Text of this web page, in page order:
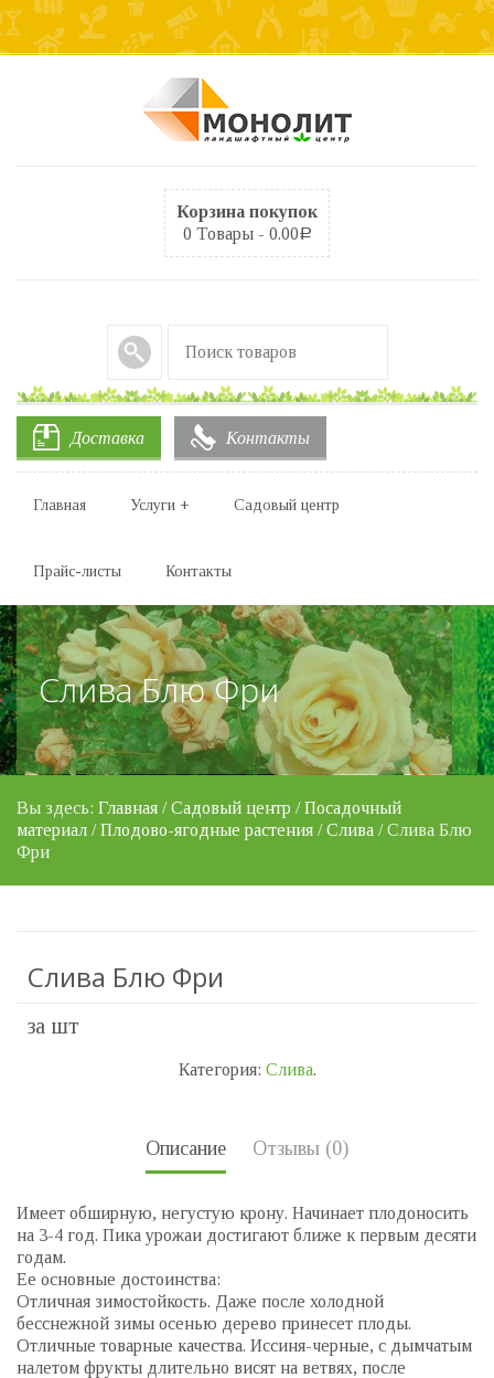
Корзина покупок
0 Товары - 0.00Р
Доставка Контакты
Главная Услуги + Садовый центр
Прайс-листы Контакты
Слива Блю Фри
Вы здесь: Главная /Садовый центр /Посадочный
материал /Плодово-ягодные растения /Слива / Слива Блю
Фри
Слива Блю Фри
за шт
Категория: Слива.
Описание Отзывы (0)
Имеет обширную, негустую крону. Начинает плодоносить
на 3-4 год. Пика урожаи достигают ближе к первым десяти
годам.
Ее основные достоинства:
Отличная зимостойкость. Даже после холодной
бесснежной зимы осенью дерево принесет плоды.
Отличные товарные качества. Иссиня-черные, с дымчатым
налетом фрукты длительно висят на ветвях, после